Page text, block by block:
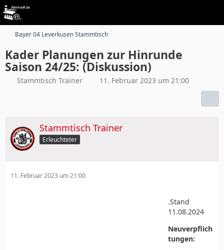
Bayer 04 Leverkusen Stammtisch
Kader Planungen zur Hinrunde
Saison 24/25: (Diskussion)
Stammtisch Trainer 11. Februar 2023 um 21:00
Stammtisch Trainer
Erleuchteter
11. Februar 2023 um 21:00
.Stand
11.08.2024
Neuverpflich
tungen: